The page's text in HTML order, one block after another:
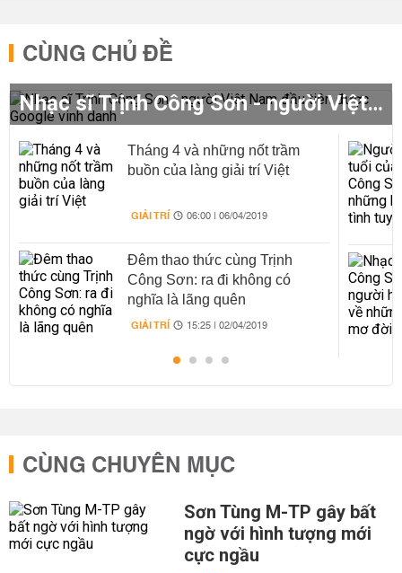
CÙNG CHỦ ĐỀ
Nhạc sĩ Trịnh Công Sơn - người Việt Nam đầu tiên được Google vinh danh
Tháng 4 và những nốt trầm
buồn của làng giải trí Việt
GIẢI TRÍ 06:00 | 06/04/2019
Đêm thao thức cùng Trịnh
Công Sơn: ra đi không có
nghĩa là lãng quên
GIẢI TRÍ 15:25 | 02/04/2019
CÙNG CHUYÊN MỤC
Sơn Tùng M-TP gây bất
ngờ với hình tượng mới
cực ngầu